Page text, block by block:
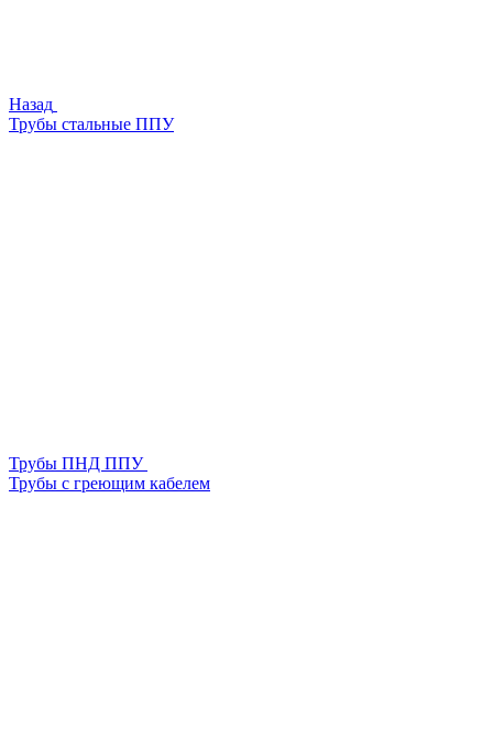
Назад
Трубы стальные ППУ
Трубы ПНД ППУ
Трубы с греющим кабелем